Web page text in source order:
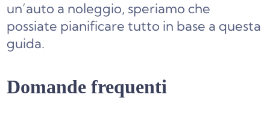
un’auto a noleggio, speriamo che
possiate pianificare tutto in base a questa
guida.
Domande frequenti